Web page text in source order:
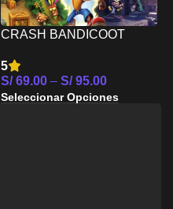
CRASH BANDICOOT
BUNDLE PS4
5
S/69.00 – S/95.00
Seleccionar Opciones